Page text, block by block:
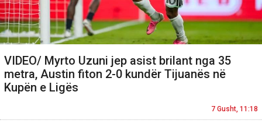
VIDEO/ Myrto Uzuni jep asist brilant nga 35
metra, Austin fiton 2-0 kundër Tijuanës në
Kupën e Ligës
7 Gusht, 11:18